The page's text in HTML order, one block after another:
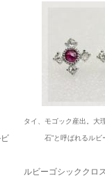
タイ、モゴック産出。大
石”と呼ばれるルビ
ルビーゴシックク